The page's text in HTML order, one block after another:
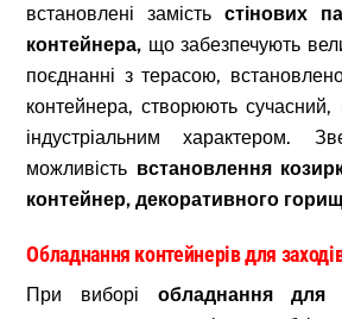
встановлені замістьстінових
контейнера, що забезпечують
поєднанні з терасою,
контейнера, створюють
індустріальним характером.
можливість встановлення
контейнер, декоративного
Обладнання контейнерів для
При виборі обладнання для